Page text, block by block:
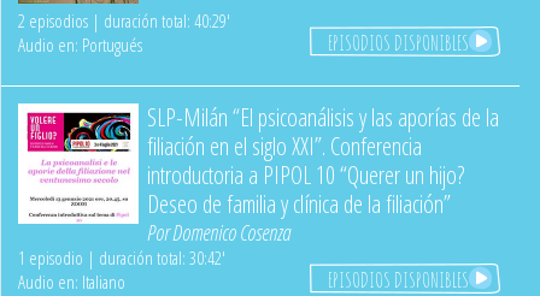
2 episodios | duración total: 40:29'
Audio en: Portugués
EPISODIOS DISPONIBLES
SLP-Milán “El psicoanálisis y las aporías de la
filiación en el siglo XXI”. Conferencia
introductoria a PIPOL 10 “Querer un hijo?
Deseo de familia y clínica de la filiación”
PorDomenico Cosenza
1 episodio | duración total: 30:42'
Audio en: Italiano
EPISODIOS DISPONIBLES